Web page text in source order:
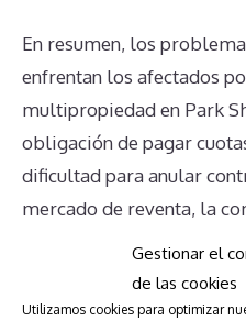
Gestionar el
de las cookies
Utilizamos cookies para optimizar
En resumen, los
enfrentan los afectados
multipropiedad en Park
obligación de pagar
dificultad para anular
mercado de reventa, la
información clara y
Todos estos factores